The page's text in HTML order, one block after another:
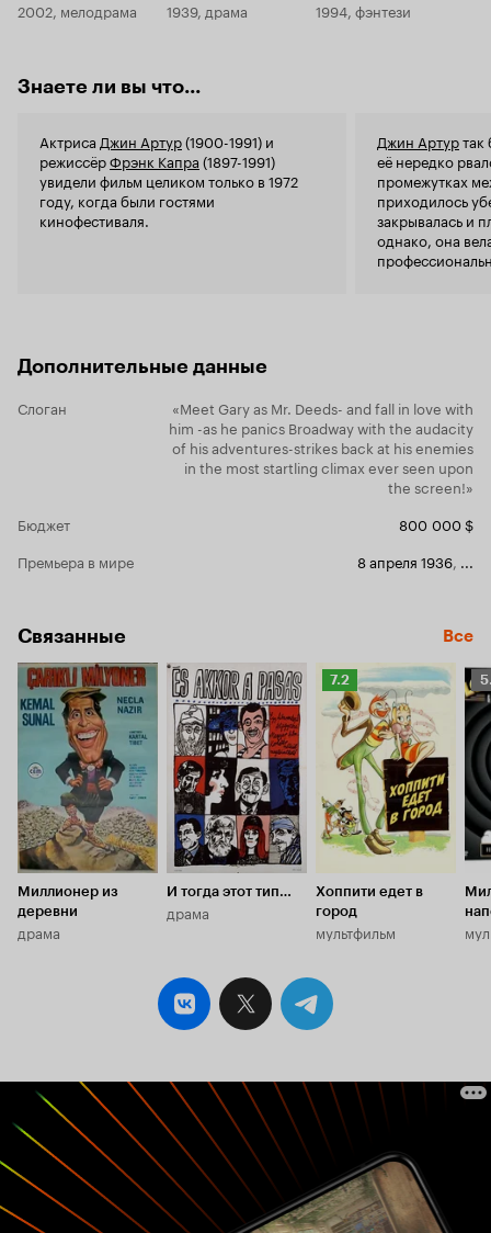
оскар, а также был отмечен специальной
медалью Венецианского кинофестиваля. Этим
понимаю
что он
такими
далеко не
встречали
взрослым,
2002, мелодрама 1939, драма 1994, фэнтези
Знаете ли вы что...
Актриса Джин Артур(1900-1991) и
режиссёрФрэнк Капра (1897-1991)
увидели фильм целиком только в 1972
году, когда были гостями
кинофестиваля.
Джин Артуртак
её нередко
промежутках
приходилось
закрывалась и
однако, она
Дополнительные данные
Слоган
«Meet Gary as Mr. Deeds- and fall in love with
him -as he panics Broadway with the audacity
of his adventures-strikes back at his enemies
in the most startling climax ever seen upon
the screen!»
Бюджет
800 000 $
Премьера в мире
8 апреля 1936
Связанные Все
Миллионер из
деревни
драма
И тогда этот тип…
драма
Рейтинг
Кинопоиска
7.2
7.2
Хоппити едет в
город
мультфильм